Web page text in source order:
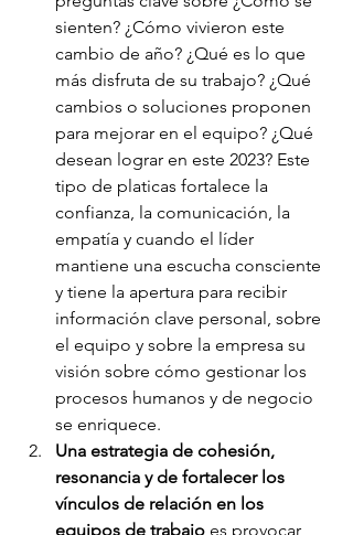
sienten? ¿Cómo vivieron este
cambio de año? ¿Qué es lo que
más disfruta de su trabajo? ¿Qué
cambios o soluciones proponen
para mejorar en el equipo? ¿Qué
desean lograr en este 2023? Este
tipo de platicas fortalece la
confianza, la comunicación, la
empatía y cuando el líder
mantiene una escucha consciente
y tiene la apertura para recibir
información clave personal, sobre
el equipo y sobre la empresa su
visión sobre cómo gestionar los
procesos humanos y de negocio
se enriquece.
Una estrategia de cohesión,
resonancia y de fortalecer los
vínculos de relación en los
equipos de trabajo es provocar